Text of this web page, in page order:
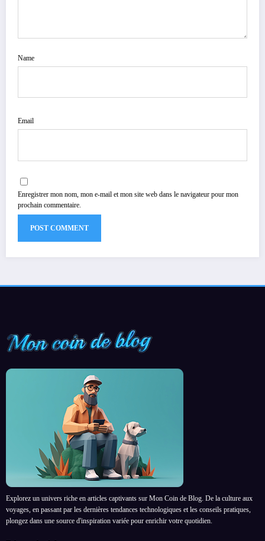
Name
Email
Enregistrer mon nom, mon e-mail et mon site web dans le navigateur pour mon
prochain commentaire.
Explorez un univers riche en articles captivants sur Mon Coin de Blog. De la culture aux
voyages, en passant par les dernières tendances technologiques et les conseils pratiques,
plongez dans une source d'inspiration variée pour enrichir votre quotidien.